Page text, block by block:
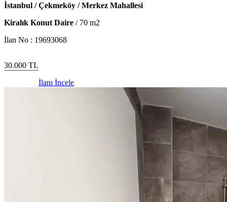
İstanbul / Çekmeköy / Merkez Mahallesi
Kiralık Konut Daire / 70 m2
İlan No : 19693068
30.000 TL
İlanı İncele